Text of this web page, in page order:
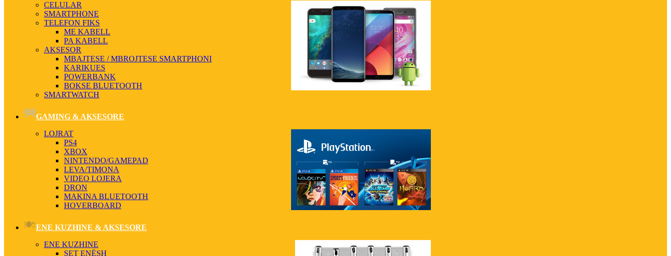
CELULAR
SMARTPHONE
TELEFON FIKS
ME KABELL
PA KABELL
AKSESOR
MBAJTESE / MBROJTESE SMARTPHONI
KARIKUES
POWERBANK
BOKSE BLUETOOTH
SMARTWATCH
GAMING & AKSESORE
LOJRAT
PS4
XBOX
NINTENDO/GAMEPAD
LEVA/TIMONA
VIDEO LOJERA
DRON
MAKINA BLUETOOTH
HOVERBOARD
ENE KUZHINE & AKSESORE
ENE KUZHINE
SET ENËSH